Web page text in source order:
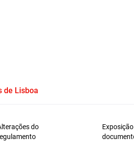
de Lisboa
do